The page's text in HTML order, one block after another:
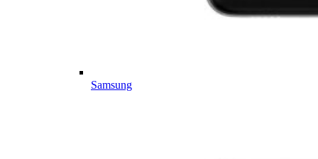
Samsung